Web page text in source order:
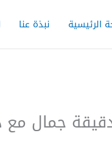
الرئيسية نبذة عنا
دقيقة جمال